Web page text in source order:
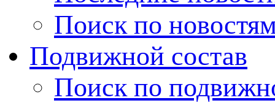
Поиск по
Подвижной состав
Поиск по